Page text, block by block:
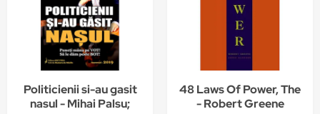
Politicienii si-au gasit
nasul - Mihai Palsu;
48 Laws Of Power, The
- Robert Greene